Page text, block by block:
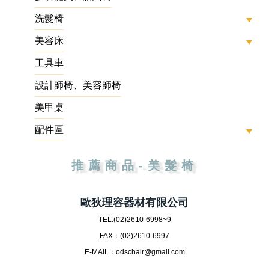
洗髮椅
美容床
工具車
設計師椅、美容師椅
美甲桌
配件區
推薦商品-美髮椅
歐狄理容器材有限公司
TEL:(02)2610-6998~9
FAX：(02)2610-6997
E-MAIL： odschair@gmail.com